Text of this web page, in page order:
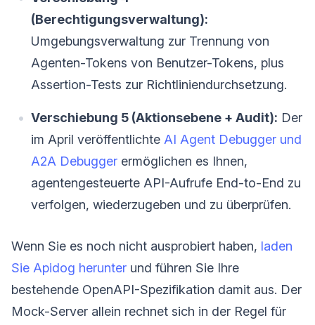
(Berechtigungsverwaltung):
Umgebungsverwaltung zur Trennung von
Agenten-Tokens von Benutzer-Tokens, plus
Assertion-Tests zur Richtliniendurchsetzung.
Verschiebung 5 (Aktionsebene + Audit): Der
im April veröffentlichte AI Agent Debugger und
A2A Debugger ermöglichen es Ihnen,
agentengesteuerte API-Aufrufe End-to-End zu
verfolgen, wiederzugeben und zu überprüfen.
Wenn Sie es noch nicht ausprobiert haben, laden
Sie Apidog herunter und führen Sie Ihre
bestehende OpenAPI-Spezifikation damit aus. Der
Mock-Server allein rechnet sich in der Regel für